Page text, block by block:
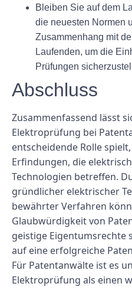
Bleiben Sie auf dem
die neuesten Normen
Zusammenhang mit
Laufenden, um die
Prüfungen
Abschluss
Zusammenfassend lässt
Elektroprüfung bei
entscheidende Rolle
Erfindungen, die
Technologien betreffen.
gründlicher elektrischer
bewährter Verfahren
Glaubwürdigkeit von
geistige Eigentumsrechte
auf eine erfolgreiche
Für Patentanwälte ist es
Elektroprüfung als einen